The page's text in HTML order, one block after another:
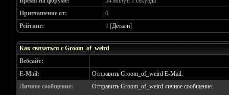
Приглашение от:
0
Рейтинг:
0 [Детали]
Как связаться с Groom_of_weird
Вебсайт:
E-Mail:
Отправить Groom_of_weird E-Mail.
Личное сообщение:
Отправить Groom_of_weird личное сообщение.